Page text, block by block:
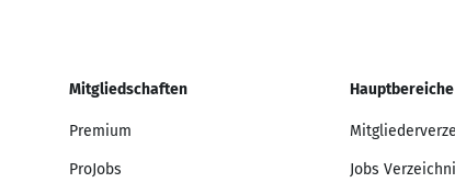
Mitgliedschaften
Premium
ProJobs
Hauptbereiche
Jobs